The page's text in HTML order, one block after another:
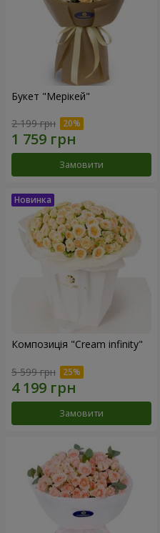
Букет "Мерікей"
2 199 грн
Замовити
Композиція "Cream infinity"
5 599 грн
Замовити